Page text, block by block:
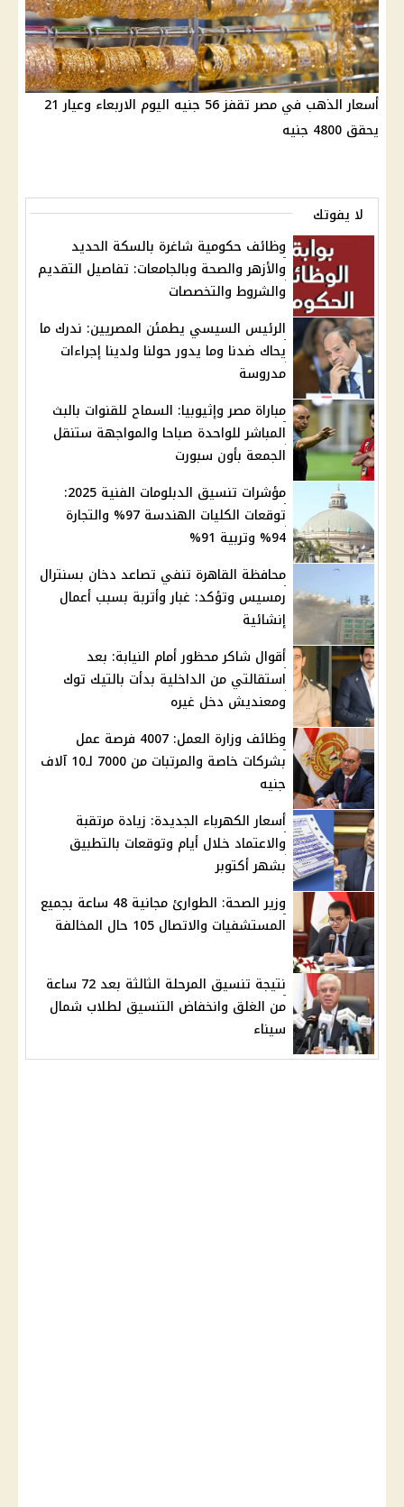
أسعار الذهب في مصر تقفز 56 جنيه اليوم الاربعاء وعيار 21
يحقق 4800 جنيه
لا يفوتك
وظائف حكومية شاغرة بالسكة الحديد
والأزهر والصحة وبالجامعات: تفاصيل التقديم
والشروط والتخصصات
الرئيس السيسي يطمئن المصريين: ندرك ما
يحاك ضدنا وما يدور حولنا ولدينا إجراءات
مدروسة
مباراة مصر وإثيوبيا: السماح للقنوات بالبث
المباشر للواحدة صباحا والمواجهة ستنقل
الجمعة بأون سبورت
مؤشرات تنسيق الدبلومات الفنية 2025:
توقعات الكليات الهندسة 97% والتجارة
94% وتربية 91%
محافظة القاهرة تنفي تصاعد دخان بسنترال
رمسيس وتؤكد: غبار وأتربة بسبب أعمال
إنشائية
أقوال شاكر محظور أمام النيابة: بعد
استقالتي من الداخلية بدأت بالتيك توك
ومعنديش دخل غيره
وظائف وزارة العمل: 4007 فرصة عمل
بشركات خاصة والمرتبات من 7000 لـ10 آلاف
جنيه
أسعار الكهرباء الجديدة: زيادة مرتقبة
والاعتماد خلال أيام وتوقعات بالتطبيق
بشهر أكتوبر
وزير الصحة: الطوارئ مجانية 48 ساعة بجميع
المستشفيات والاتصال 105 حال المخالفة
نتيجة تنسيق المرحلة الثالثة بعد 72 ساعة
من الغلق وانخفاض التنسيق لطلاب شمال
سيناء